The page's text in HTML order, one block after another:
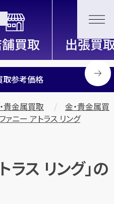
信頼と実績の買取専門店「買取大
取参考価格
貴金属買取
金・貴金属買
ァニー アトラス リング
ラス リング」の